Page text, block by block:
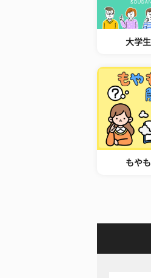
大学
もや